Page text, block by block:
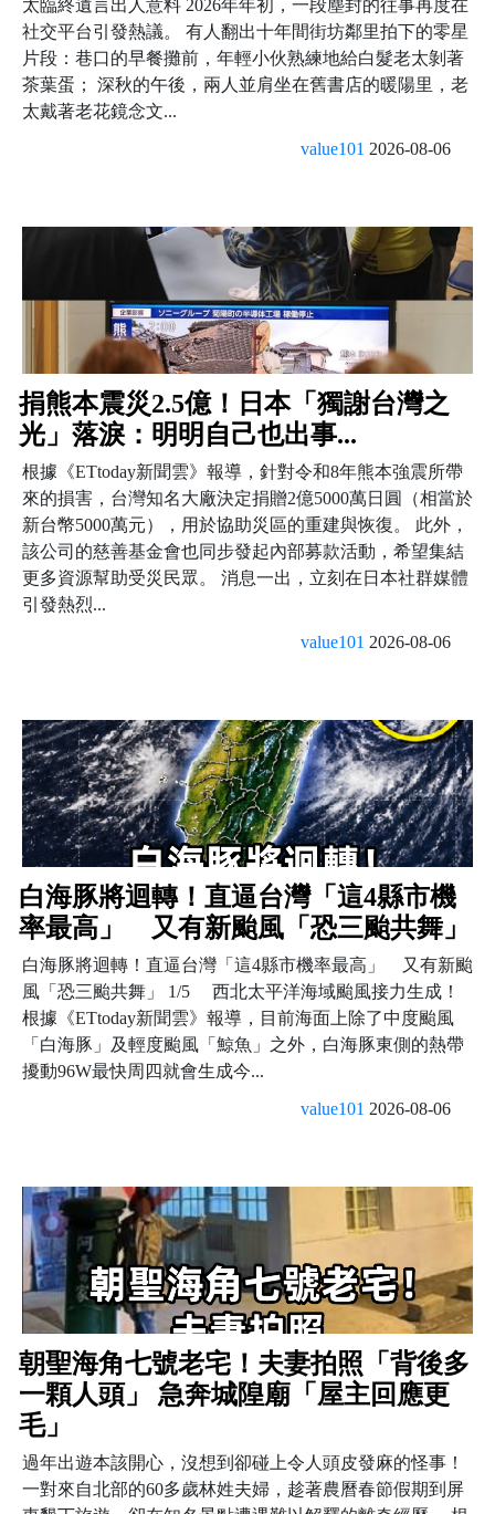
太臨終遺言出人意料 2026年年初，一段塵封的往事再度在
社交平台引發熱議。 有人翻出十年間街坊鄰里拍下的零星
片段：巷口的早餐攤前，年輕小伙熟練地給白髮老太剝著
茶葉蛋； 深秋的午後，兩人並肩坐在舊書店的暖陽里，老
太戴著老花鏡念文...
value101 2026-08-06
捐熊本震災2.5億！日本「獨謝台灣之
光」落淚：明明自己也出事...
根據《ETtoday新聞雲》報導，針對令和8年熊本強震所帶
來的損害，台灣知名大廠決定捐贈2億5000萬日圓（相當於
新台幣5000萬元），用於協助災區的重建與恢復。 此外，
該公司的慈善基金會也同步發起內部募款活動，希望集結
更多資源幫助受災民眾。 消息一出，立刻在日本社群媒體
引發熱烈...
value101 2026-08-06
白海豚將迴轉！直逼台灣「這4縣市機
率最高」 又有新颱風「恐三颱共舞」
白海豚將迴轉！直逼台灣「這4縣市機率最高」 又有新颱
風「恐三颱共舞」 1/5 西北太平洋海域颱風接力生成！
根據《ETtoday新聞雲》報導，目前海面上除了中度颱風
「白海豚」及輕度颱風「鯨魚」之外，白海豚東側的熱帶
擾動96W最快周四就會生成今...
value101 2026-08-06
朝聖海角七號老宅！夫妻拍照「背後多
一顆人頭」 急奔城隍廟「屋主回應更
毛」
過年出遊本該開心，沒想到卻碰上令人頭皮發麻的怪事！
一對來自北部的60多歲林姓夫婦，趁著農曆春節假期到屏